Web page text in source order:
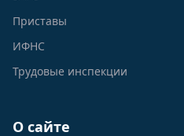
Приставы
ИФНС
Трудовые инспекции
О сайте